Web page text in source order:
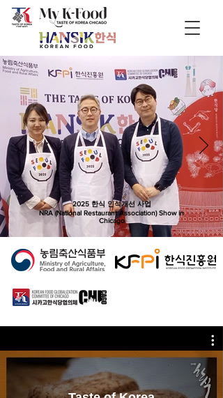
2025 한식 인식개선 사업
NRA (National Restaurant Association) Show in
Chicago